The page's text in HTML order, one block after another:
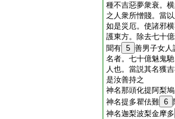
種不吉惡夢衆衰。
之人衆所憎賤。當
如是災厄。使諸邪
護東方。除去七十
聞有 5 善男子女人
名者。七十億魅鬼
人也。當説其名獲
是汝善持之
神名那頭化提阿梨
神名提多瞿佉難 6
神名迦梨波梨金摩多